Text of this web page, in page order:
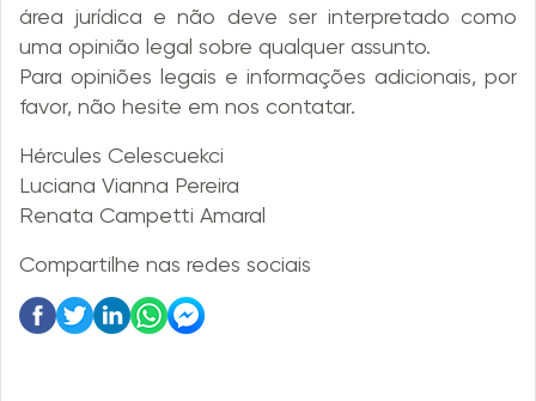
área jurídica e não deve ser interpretado como
uma opinião legal sobre qualquer assunto.
Para opiniões legais e informações adicionais, por
favor, não hesite em nos contatar.
Hércules Celescuekci
Luciana Vianna Pereira
Renata Campetti Amaral
Compartilhe nas redes sociais